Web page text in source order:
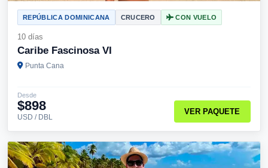
REPÚBLICA DOMINICANA CRUCERO CON VUELO
10 días
Caribe Fascinosa VI
Punta Cana
Desde
$898
USD / DBL
VER PAQUETE